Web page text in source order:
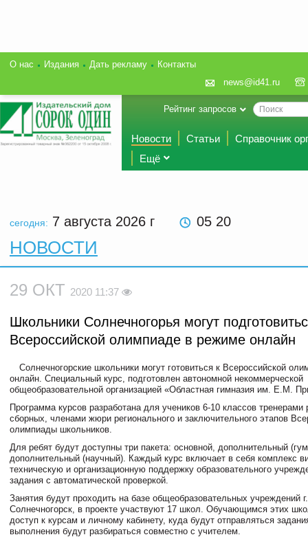
О нас Издания Дать рекламу
Контакты
news@id41.ru
Рейтинг запросов
Новости Статьи
Справочник
Ещё
сегодня: 7 августа 2026 г 05:20
НОВОСТИ
29 ОКТ 2020 11:37
Школьники Солнечногорья могут
Всероссийской олимпиаде в режиме онлайн
Солнечногорские школьники могут готовиться к Всероссийской
онлайн. Специальный курс, подготовлен автономной некоммерческой
общеобразовательной организацией «Областная гимназия им. Е.М.
Программа курсов разработана для учеников 6-10 классов тренерами
сборных, членами жюри регионального и заключительного этапов
олимпиады школьников.
Для ребят будут доступны три пакета: основной, дополнительный
дополнительный (научный). Каждый курс включает в себя комплекс
техническую и организационную поддержку образовательного
задания с автоматической проверкой.
Занятия будут проходить на базе общеобразовательных учреждений
Солнечногорск, в проекте участвуют 17 школ. Обучающимся этих
доступ к курсам и личному кабинету, куда будут отправляться
выполнения будут разбираться совместно с учителем.